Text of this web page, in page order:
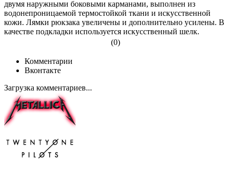
двумя наружными боковыми карманами, выполнен из
водонепроницаемой термостойкой ткани и искусственной
кожи. Лямки рюкзака увеличены и дополнительно усилены. В
качестве подкладки используется искусственный шелк.
(0)
Комментарии
Вконтакте
Загрузка комментариев...